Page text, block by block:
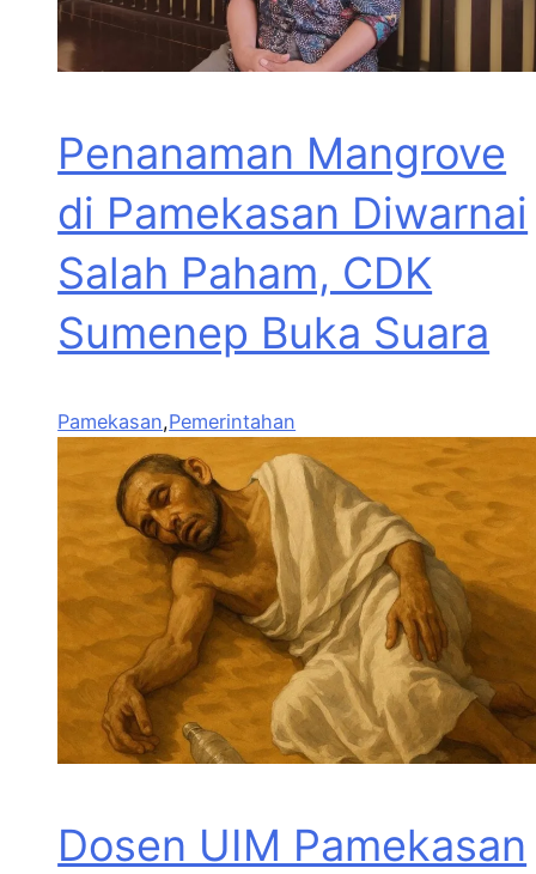
Penanaman Mangrove
di Pamekasan Diwarnai
Salah Paham, CDK
Sumenep Buka Suara
Pamekasan,Pemerintahan
Dosen UIM Pamekasan